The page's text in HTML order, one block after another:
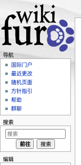
导航
国际门户
最近更改
随机页面
方针指引
帮助
群聊
搜索
编辑